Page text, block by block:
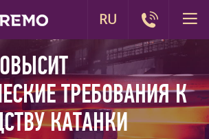
ТРЕБОВАНИЯ К
КАТАНКИ
RU